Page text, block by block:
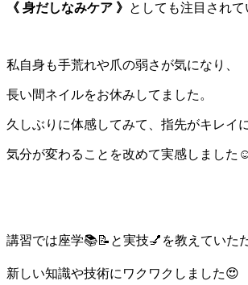
《 身だしなみケア 》 としても注目され
私自身も手荒れや爪の弱さが気になり、
長い間ネイルをお休みしてました。
久しぶりに体感してみて、指先がキレイ
気分が変わることを改めて実感しました☺️
講習では座学📚📝と実技💅を教えていた
新しい知識や技術にワクワクしました😍